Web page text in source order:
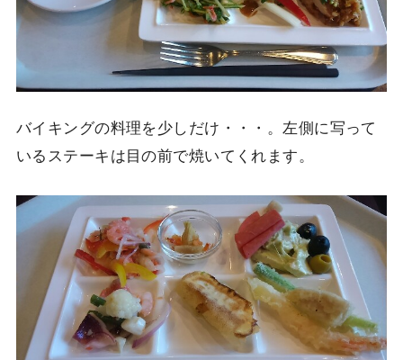
バイキングの料理を少しだけ・・・。左側に写って
いるステーキは目の前で焼いてくれます。